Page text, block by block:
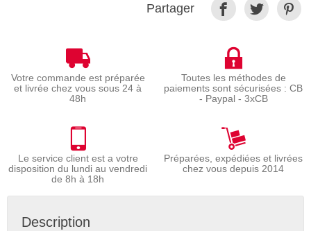
Partager
Votre commande est préparée
et livrée chez vous sous 24 à
48h
Toutes les méthodes de
paiements sont sécurisées : CB
- Paypal - 3xCB
Le service client est a votre
disposition du lundi au vendredi
de 8h à 18h
Préparées, expédiées et livrées
chez vous depuis 2014
Description